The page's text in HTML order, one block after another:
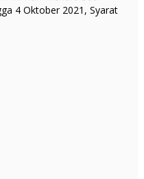
4 Oktober 2021, Syarat